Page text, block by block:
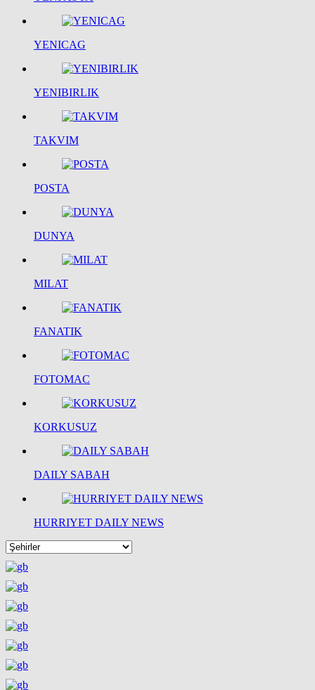
YENICAG
YENIBIRLIK
TAKVIM
POSTA
DUNYA
MILAT
FANATIK
FOTOMAC
KORKUSUZ
DAILY SABAH
HURRIYET DAILY NEWS